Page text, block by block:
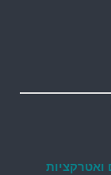
ואטרקציות